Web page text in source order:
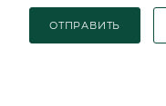
ОТПРАВИТЬ